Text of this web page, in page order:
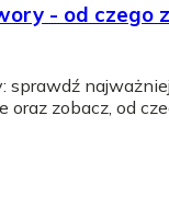
- od czego
sprawdź
oraz zobacz, od